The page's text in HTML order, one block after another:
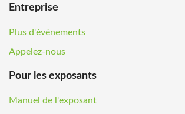
Entreprise
Plus d'événements
Appelez-nous
Pour les exposants
Manuel de l'exposant